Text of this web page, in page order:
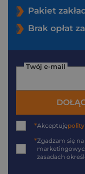
Pakiet
Brak opłat
Twój e-mail
*Akceptuję
*Zgadzam się
zasadach